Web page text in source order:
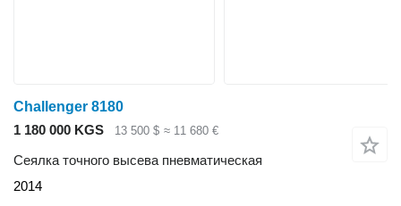
Challenger 8180
1 180 000 KGS
13 500 $ ≈ 11 680 €
Сеялка точного высева пневматическая
2014